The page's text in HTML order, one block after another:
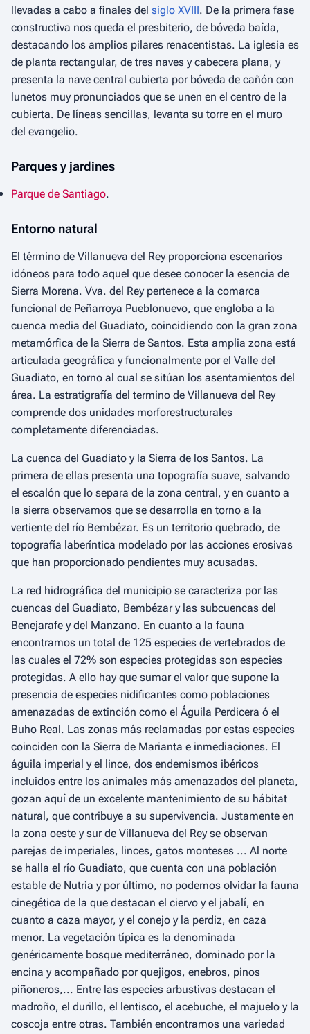
llevadas a cabo a finales del siglo XVIII. De la primera fase
constructiva nos queda el presbiterio, de bóveda baída,
destacando los amplios pilares renacentistas. La iglesia es
de planta rectangular, de tres naves y cabecera plana, y
presenta la nave central cubierta por bóveda de cañón con
lunetos muy pronunciados que se unen en el centro de la
cubierta. De líneas sencillas, levanta su torre en el muro
del evangelio.
Parques y jardines
Parque de Santiago.
Entorno natural
El término de Villanueva del Rey proporciona escenarios
idóneos para todo aquel que desee conocer la esencia de
Sierra Morena. Vva. del Rey pertenece a la comarca
funcional de Peñarroya Pueblonuevo, que engloba a la
cuenca media del Guadiato, coincidiendo con la gran zona
metamórfica de la Sierra de Santos. Esta amplia zona está
articulada geográfica y funcionalmente por el Valle del
Guadiato, en torno al cual se sitúan los asentamientos del
área. La estratigrafía del termino de Villanueva del Rey
comprende dos unidades morforestructurales
completamente diferenciadas.
La cuenca del Guadiato y la Sierra de los Santos. La
primera de ellas presenta una topografía suave, salvando
el escalón que lo separa de la zona central, y en cuanto a
la sierra observamos que se desarrolla en torno a la
vertiente del río Bembézar. Es un territorio quebrado, de
topografía laberíntica modelado por las acciones erosivas
que han proporcionado pendientes muy acusadas.
La red hidrográfica del municipio se caracteriza por las
cuencas del Guadiato, Bembézar y las subcuencas del
Benejarafe y del Manzano. En cuanto a la fauna
encontramos un total de 125 especies de vertebrados de
las cuales el 72% son especies protegidas son especies
protegidas. A ello hay que sumar el valor que supone la
presencia de especies nidificantes como poblaciones
amenazadas de extinción como el Águila Perdicera ó el
Buho Real. Las zonas más reclamadas por estas especies
coinciden con la Sierra de Marianta e inmediaciones. El
águila imperial y el lince, dos endemismos ibéricos
incluidos entre los animales más amenazados del planeta,
gozan aquí de un excelente mantenimiento de su hábitat
natural, que contribuye a su supervivencia. Justamente en
la zona oeste y sur de Villanueva del Rey se observan
parejas de imperiales, linces, gatos monteses ... Al norte
se halla el río Guadiato, que cuenta con una población
estable de Nutría y por último, no podemos olvidar la fauna
cinegética de la que destacan el ciervo y el jabalí, en
cuanto a caza mayor, y el conejo y la perdiz, en caza
menor. La vegetación típica es la denominada
genéricamente bosque mediterráneo, dominado por la
encina y acompañado por quejigos, enebros, pinos
piñoneros,... Entre las especies arbustivas destacan el
madroño, el durillo, el lentisco, el acebuche, el majuelo y la
coscoja entre otras. También encontramos una variedad